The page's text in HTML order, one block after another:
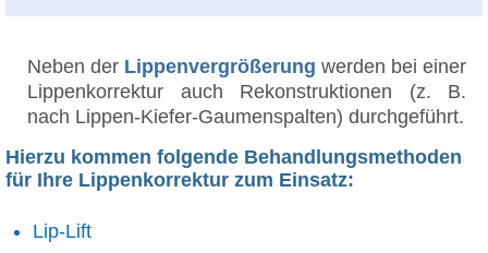
Neben der Lippenvergrößerung werden bei einer
Lippenkorrektur auch Rekonstruktionen (z. B.
nach Lippen-Kiefer-Gaumenspalten) durchgeführt.
Hierzu kommen folgende Behandlungsmethoden
für Ihre Lippenkorrektur zum Einsatz:
Lip-Lift